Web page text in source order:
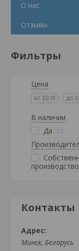
О нас
Отзывы
Фильтры
Цена
В наличии
Да
12
производство
Контакты
Минск, Беларусь